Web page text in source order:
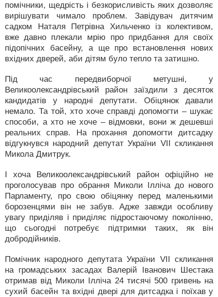
помічники, щедрість і безкорисливість яких дозволяє
вирішувати чимало проблем. Завідувач дитячим
садком Наталя Петрівна Хильченко із колективом,
вже давно плекали мрію про придбання для своїх
підопічних басейну, а ще про встановлення нових
вхідних дверей, аби дітям було тепло та затишно.
Під час передвиборчої метушні, у
Великоолександрівський район заїздили з десяток
кандидатів у народні депутати. Обіцянок давали
немало. Та той, хто хоче справді допомогти – шукає
способи, а хто не хоче – відмовки, вони ж дешевші
реальних справ. На прохання допомогти дитсадку
відгукнувся народний депутат України VII скликання
Микола Дмитрук.
І хоча Великоолександрівський район офіційно не
проголосував про обрання Миколи Ілліча до нового
Парламенту, про свою обіцянку перед маленькими
борозенцями він не забув. Адже завжди особливу
увагу приділяв і приділяє підростаючому поколінню,
що сьогодні потребує підтримки таких, як він
добродійників.
Помічник народного депутата України VII скликання
на громадських засадах Валерій Іванович Шестака
отримав від Миколи Ілліча 24 тисячі 500 гривень на
сухий басейн та вхідні двері для дитсадка і поїхав у